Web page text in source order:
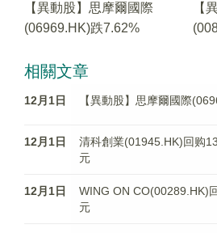
【異動股】思摩爾國際
(06969.HK)跌7.62%
【
相關文章
12月1日 【異動股】思摩爾國際
12月1日
清科創業(01945.HK)回购
元
12月1日
WING ON CO(00289.HK)
元